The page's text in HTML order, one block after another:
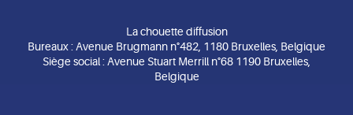
La chouette diffusion
Bureaux : Avenue Brugmann n°482, 1180 Bruxelles, Belgique
Siège social : Avenue Stuart Merrill n°68 1190 Bruxelles,
Belgique